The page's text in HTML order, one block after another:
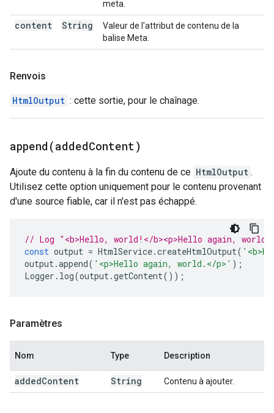
meta.
content String
Valeur de l'attribut de contenu de la
balise Meta.
Renvois
HtmlOutput : cette sortie, pour le chaînage.
append(addedContent)
Ajoute du contenu à la fin du contenu de ce HtmlOutput .
Utilisez cette option uniquement pour le contenu provenant
d'une source fiable, car il n'est pas échappé.
// Log "<b>Hello, world!</b><p>Hello again,
const output = HtmlService.createHtmlOutput(
output.append( '<p>Hello again, world.</p>' );
Logger . log(output.getContent());
Paramètres
Nom Type Description
addedContent String Contenu à ajouter.